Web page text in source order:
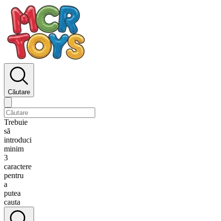
Căutare
Trebuie
să
introduci
minim
3
caractere
pentru
a
putea
cauta